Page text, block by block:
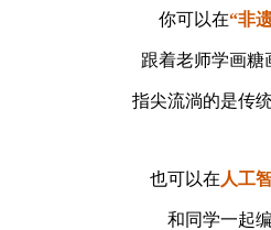
你可以在“非
跟着老师学画糖
指尖流淌的是传
也可以在 人工
和同学一起